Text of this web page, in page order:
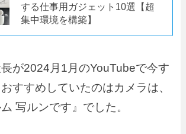
する仕事用ガジェット10選【超
集中環境を構築】
が2024月1月のYouTubeで今す
すすめしていたのはカメラは、
写ルンです』でした。